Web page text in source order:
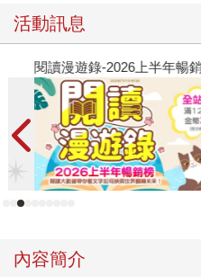
活動訊息
閱讀漫遊錄-2026上半年暢銷榜
內容簡介